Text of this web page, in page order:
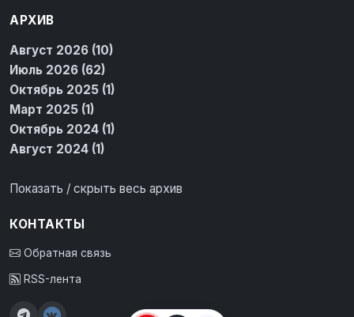
АРХИВ
Август 2026 (10)
Июль 2026 (62)
Октябрь 2025 (1)
Март 2025 (1)
Октябрь 2024 (1)
Август 2024 (1)
Показать / скрыть весь архив
КОНТАКТЫ
Обратная связь
RSS-лента